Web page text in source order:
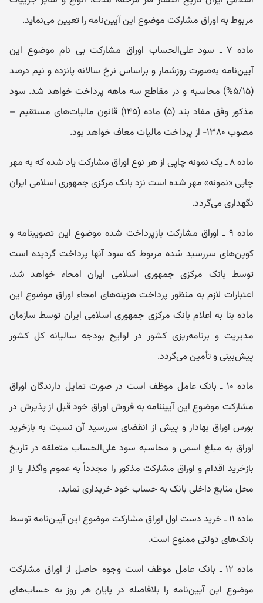
مربوط به اوراق مشارکت موضوع این آیین‌نامه را تعیین می‌نماید.
ماده ۷ ـ سود علی‌الحساب اوراق مشارکت بی نام موضوع این
آیین‌نامه به‌صورت روزشمار و براساس نرخ سالانه پانزده و نیم درصد
(۵/۱۵%) محاسبه و در مقاطع سه ماهه پرداخت خواهد شد. سود
مذکور وفق مفاد بند (۵) ماده (۱۴۵) قانون مالیات‌های مستقیم –
مصوب ۱۳۸۰- از پرداخت مالیات معاف خواهد بود.
ماده ۸ ـ یک نمونه چاپی از هر نوع اوراق مشارکت یاد شده که به مهر
چاپی «نمونه» مهر شده است نزد بانک مرکزی جمهوری اسلامی ایران
نگهداری می‌گردد.
ماده ۹ ـ اوراق مشارکت بازپرداخت شده موضوع این تصویبنامه و
کوپن‌های سررسید شده مربوط که سود آنها پرداخت گردیده است
توسط بانک مرکزی جمهوری اسلامی ایران امحاء خواهد شد،
اعتبارات لازم به منظور پرداخت هزینه‌های امحاء اوراق موضوع این
ماده بنا به اعلام بانک مرکزی جمهوری اسلامی ایران توسط سازمان
مدیریت و برنامه‌ریزی کشور در لوایح بودجه سالیانه کل کشور
پیش‌بینی و تأمین می‌گردد.
ماده ۱۰ ـ بانک عامل موظف است در صورت تمایل دارندگان اوراق
مشارکت موضوع این آیین‏نامه به فروش اوراق خود قبل از پذیرش در
بورس اوراق بهادار و پیش از انقضای سررسید آن نسبت به بازخرید
اوراق به مبلغ اسمی و محاسبه سود علی‌الحساب متعلقه در تاریخ
بازخرید اقدام و اوراق مشارکت مذکور را مجدداً به عموم واگذار یا از
محل منابع داخلی بانک به حساب خود خریداری نماید.
ماده ۱۱ ـ خرید دست اول اوراق مشارکت موضوع این آیین‌نامه توسط
بانک‌های دولتی ممنوع است.
ماده ۱۲ ـ بانک عامل موظف است وجوه حاصل از اوراق مشارکت
موضوع این آیین‌نامه را بلافاصله در پایان هر روز به حساب‌های